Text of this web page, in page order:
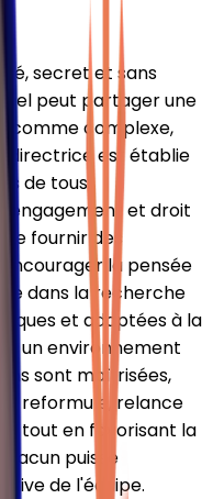
secret et sans
peut partager une
comme complexe,
directrice est établie
de tous,
et droit
de fournir des
la pensée
dans la recherche
et adaptées à la
un environnement
sont maîtrisées,
reformule, relance
tout en favorisant la
puisse
de l'équipe.